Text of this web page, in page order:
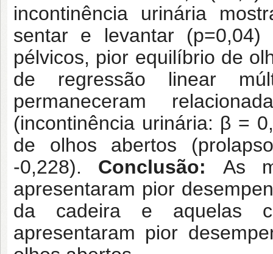
incontinência urinária
sentar e levantar
pélvicos, pior equilíbrio de
de regressão linear
permaneceram
(incontinência urinária: β =
de olhos abertos
-0,228). Conclusão: As
apresentaram pior
da cadeira e aquelas
apresentaram pior